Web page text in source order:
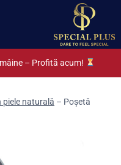
– Profită acum!
piele naturală – Poșetă